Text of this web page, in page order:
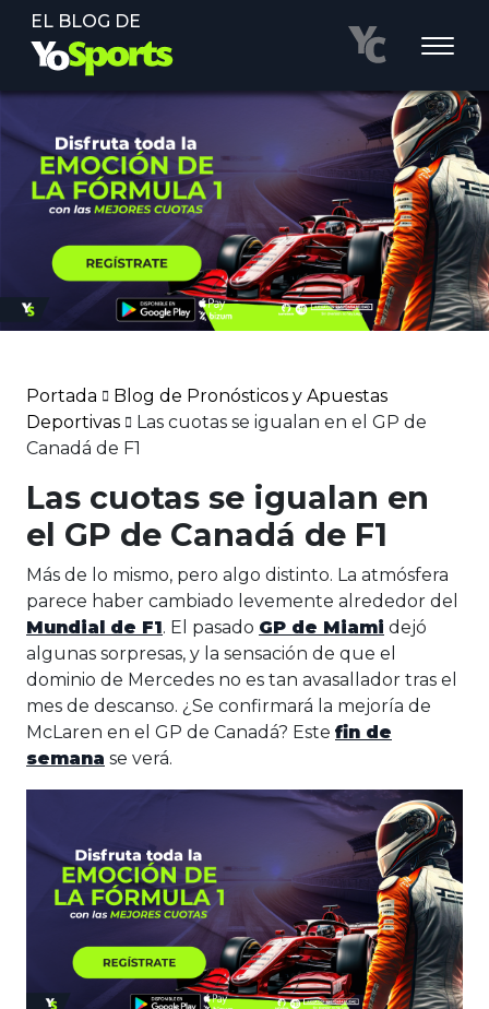
EL BLOG DE
Portada
Blog de Pronósticos y Apuestas
Deportivas
Las cuotas se igualan en el GP de
Canadá de F1
Las cuotas se igualan en
el GP de Canadá de F1
Más de lo mismo, pero algo distinto. La atmósfera
parece haber cambiado levemente alrededor del
Mundial de F1. El pasado GP de Miami dejó
algunas sorpresas, y la sensación de que el
dominio de Mercedes no es tan avasallador tras el
mes de descanso. ¿Se confirmará la mejoría de
McLaren en el GP de Canadá? Este fin de
semana se verá.